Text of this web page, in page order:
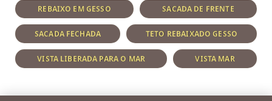
REBAIXO EM GESSO SACADA DE FRENTE
SACADA FECHADA TETO REBAIXADO GESSO
VISTA LIBERADA PARA O MAR VISTA MAR